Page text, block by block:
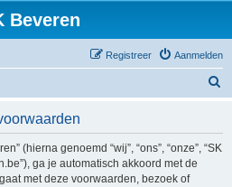
Beveren
Aanmelden
Registreer
(hierna genoemd “wij”, “ons”, “onze”, “SK
ga je automatisch akkoord met de
met deze voorwaarden, bezoek of